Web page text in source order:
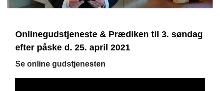
Onlinegudstjeneste & Prædiken til 3. søndag
efter påske d. 25. april 2021
Se online gudstjenesten